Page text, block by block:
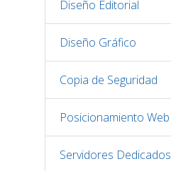
Diseño Editorial
Diseño Gráfico
Copia de Seguridad
Posicionamiento Web
Servidores Dedicados